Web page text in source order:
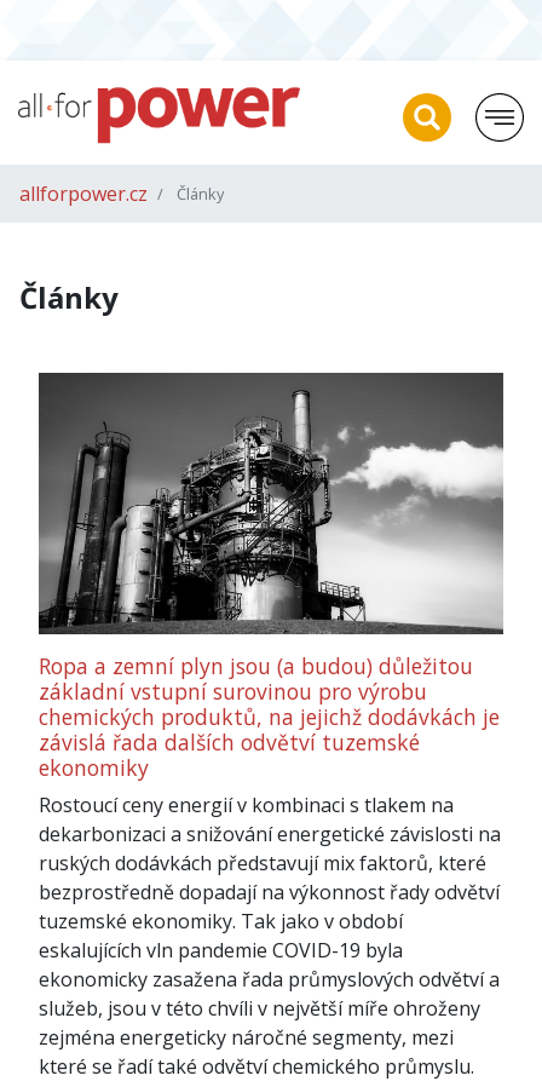
allforpower.cz Články
Články
Ropa a zemní plyn jsou (a budou) důležitou
základní vstupní surovinou pro výrobu
chemických produktů, na jejichž dodávkách je
závislá řada dalších odvětví tuzemské
ekonomiky
Rostoucí ceny energií v kombinaci s tlakem na
dekarbonizaci a snižování energetické závislosti na
ruských dodávkách představují mix faktorů, které
bezprostředně dopadají na výkonnost řady odvětví
tuzemské ekonomiky. Tak jako v období
eskalujících vln pandemie COVID-19 byla
ekonomicky zasažena řada průmyslových odvětví a
služeb, jsou v této chvíli v největší míře ohroženy
zejména energeticky náročné segmenty, mezi
které se řadí také odvětví chemického průmyslu.